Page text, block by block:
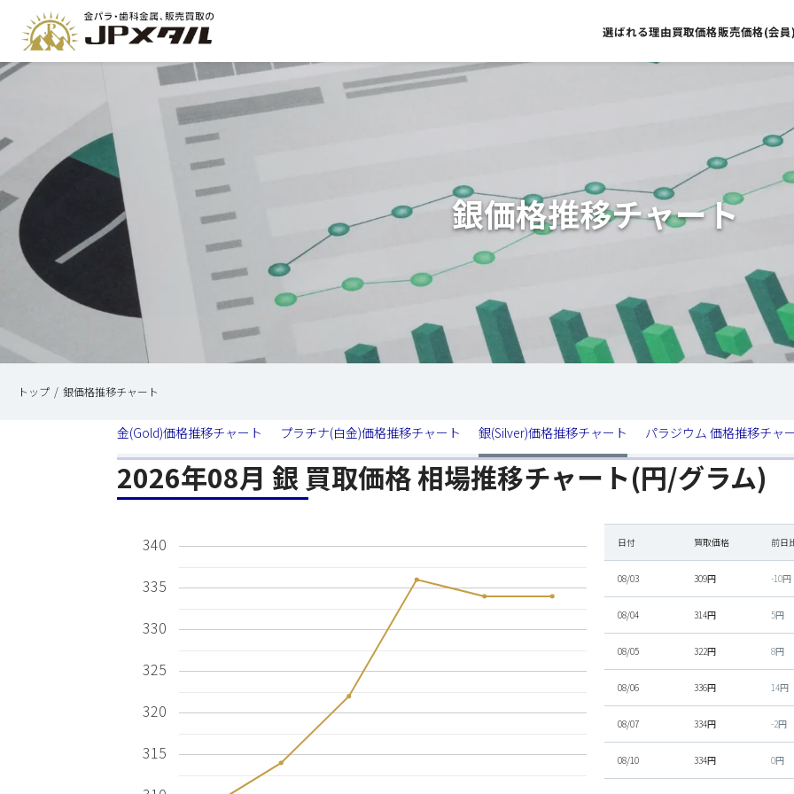
選ばれる理由買取価格販売価格(会
銀価格推移チャート
トップ 銀価格推移チャート
金(Gold)価格推移チャート プラチナ(白金)価格推移チャート 銀(Silver)価格推移チャート パラジウム 価格推移チャ
2026年08月 銀 買取価格 相場推移チャート(円/グラム)
315
320
325
330
335
340 日付 買取価格 前日
08/03 309円 -10円
08/04 314円 5円
08/05 322円 8円
08/06 336円 14円
08/07 334円 -2円
08/10 334円 0円